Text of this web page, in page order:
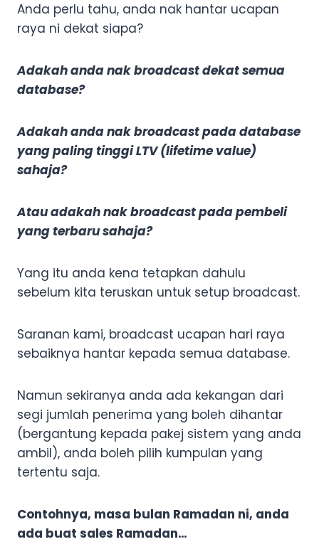
Anda perlu tahu, anda nak hantar ucapan
raya ni dekat siapa?
Adakah anda nak broadcast dekat semua
database?
Adakah anda nak broadcast pada database
yang paling tinggi LTV (lifetime value)
sahaja?
Atau adakah nak broadcast pada pembeli
yang terbaru sahaja?
Yang itu anda kena tetapkan dahulu
sebelum kita teruskan untuk setup broadcast.
Saranan kami, broadcast ucapan hari raya
sebaiknya hantar kepada semua database.
Namun sekiranya anda ada kekangan dari
segi jumlah penerima yang boleh dihantar
(bergantung kepada pakej sistem yang anda
ambil), anda boleh pilih kumpulan yang
tertentu saja.
Contohnya, masa bulan Ramadan ni, anda
ada buat sales Ramadan…